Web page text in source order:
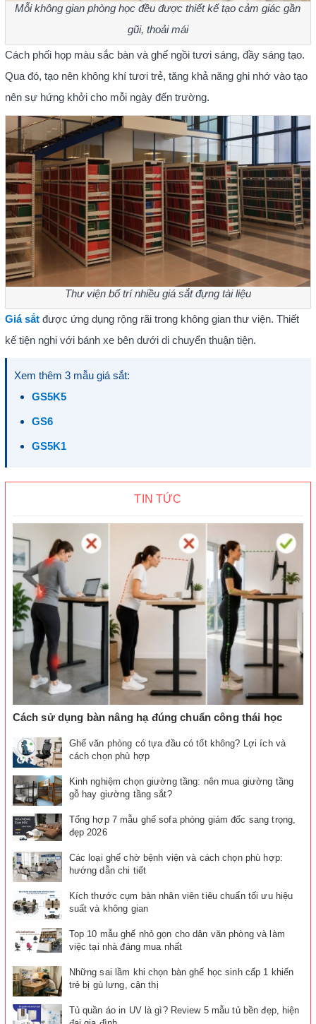
Mỗi không gian phòng học đều được thiết kế tạo cảm giác gần
gũi, thoải mái
Cách phối họp màu sắc bàn và ghế ngồi tươi sáng, đầy sáng tạo.
Qua đó, tạo nên không khí tươi trẻ, tăng khả năng ghi nhớ vào tạo
nên sự hứng khởi cho mỗi ngày đến trường.
Thư viện bố trí nhiều giá sắt đựng tài liệu
Giá sắtđược ứng dụng rộng rãi trong không gian thư viện. Thiết
kế tiện nghi với bánh xe bên dưới di chuyển thuận tiện.
Xem thêm 3 mẫu giá sắt:
GS5K5
GS6
GS5K1
TIN TỨC
Cách sử dụng bàn nâng hạ đúng chuẩn công thái học
Ghế văn phòng có tựa đầu có tốt không? Lợi ích và
cách chọn phù hợp
Kinh nghiệm chọn giường tầng: nên mua giường tầng
gỗ hay giường tầng sắt?
Tổng hợp 7 mẫu ghế sofa phòng giám đốc sang trọng,
đẹp 2026
Các loại ghế chờ bệnh viện và cách chọn phù hợp:
hướng dẫn chi tiết
Kích thước cụm bàn nhân viên tiêu chuẩn tối ưu hiệu
suất và không gian
Top 10 mẫu ghế nhỏ gọn cho dân văn phòng và làm
việc tại nhà đáng mua nhất
Những sai lầm khi chọn bàn ghế học sinh cấp 1 khiến
trẻ bị gù lưng, cận thị
Tủ quần áo in UV là gì? Review 5 mẫu tủ bền đẹp, hiện